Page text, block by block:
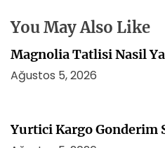
You May Also Like
Magnolia Tatlisi Nasil
Ağustos 5, 2026
Yurtici Kargo Gonderim